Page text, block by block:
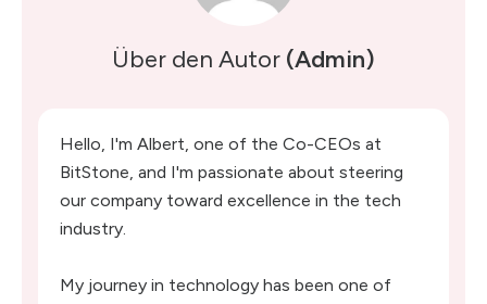
Über den Autor (Admin)
Hello, I'm Albert, one of the Co-CEOs at
BitStone, and I'm passionate about steering
our company toward excellence in the tech
industry.
My journey in technology has been one of